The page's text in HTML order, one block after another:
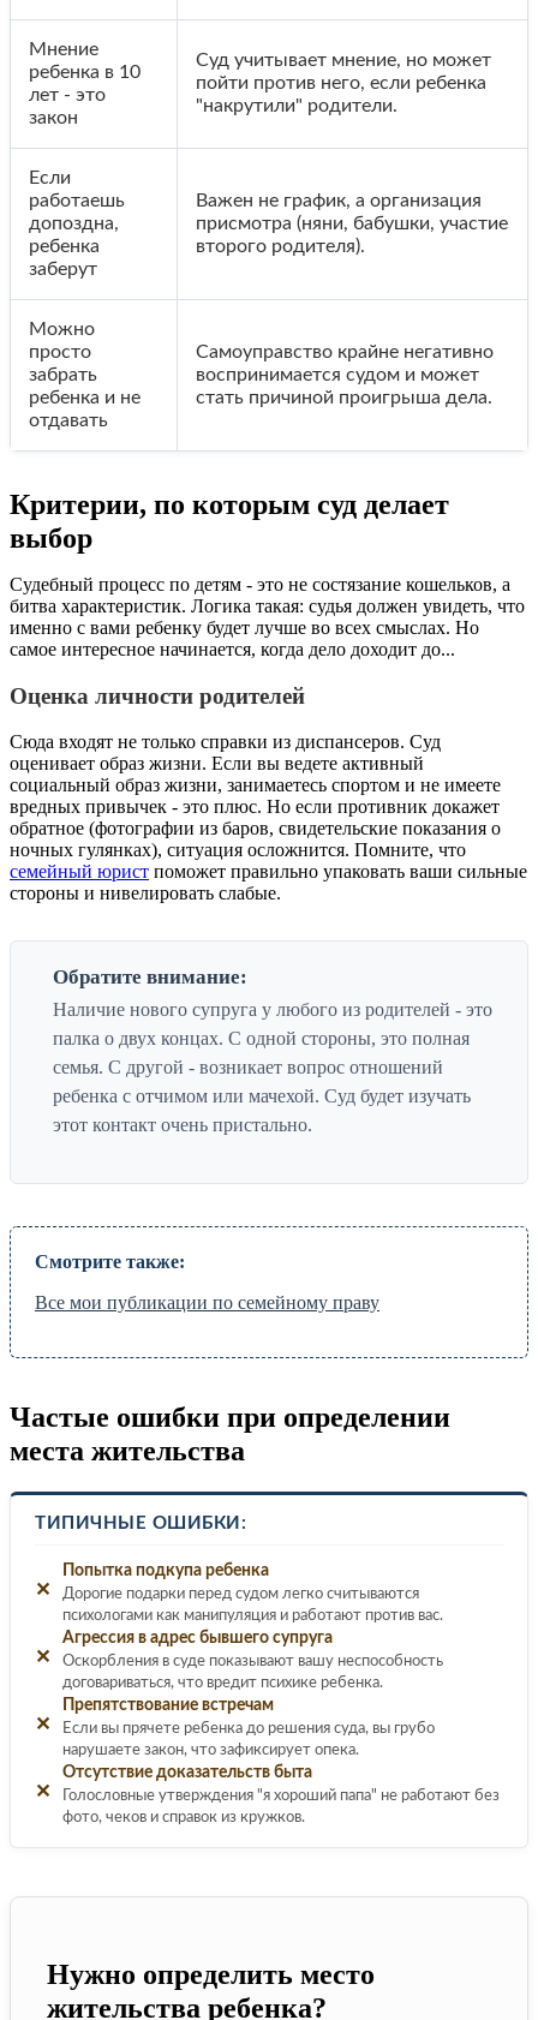
Мнение
ребенка в 10
лет - это
закон
Суд учитывает мнение, но может
пойти против него, если ребенка
"накрутили" родители.
Если
работаешь
допоздна,
ребенка
заберут
Важен не график, а организация
присмотра (няни, бабушки, участие
второго родителя).
Можно
просто
забрать
ребенка и не
отдавать
Самоуправство крайне негативно
воспринимается судом и может
стать причиной проигрыша дела.
Критерии, по которым суд делает
выбор
Судебный процесс по детям - это не состязание кошельков, а
битва характеристик. Логика такая: судья должен увидеть, что
именно с вами ребенку будет лучше во всех смыслах. Но
самое интересное начинается, когда дело доходит до...
Оценка личности родителей
Сюда входят не только справки из диспансеров. Суд
оценивает образ жизни. Если вы ведете активный
социальный образ жизни, занимаетесь спортом и не имеете
вредных привычек - это плюс. Но если противник докажет
обратное (фотографии из баров, свидетельские показания о
ночных гулянках), ситуация осложнится. Помните, что
семейный юрист поможет правильно упаковать ваши сильные
стороны и нивелировать слабые.
Обратите внимание:
Наличие нового супруга у любого из родителей - это
палка о двух концах. С одной стороны, это полная
семья. С другой - возникает вопрос отношений
ребенка с отчимом или мачехой. Суд будет изучать
этот контакт очень пристально.
Смотрите также:
Все мои публикации по семейному праву
Частые ошибки при определении
места жительства
ТИПИЧНЫЕ ОШИБКИ:
✕
Попытка подкупа ребенка
Дорогие подарки перед судом легко считываются
психологами как манипуляция и работают против вас.
✕
Агрессия в адрес бывшего супруга
Оскорбления в суде показывают вашу неспособность
договариваться, что вредит психике ребенка.
✕
Препятствование встречам
Если вы прячете ребенка до решения суда, вы грубо
нарушаете закон, что зафиксирует опека.
✕
Отсутствие доказательств быта
Голословные утверждения "я хороший папа" не работают без
фото, чеков и справок из кружков.
Нужно определить место
жительства ребенка?